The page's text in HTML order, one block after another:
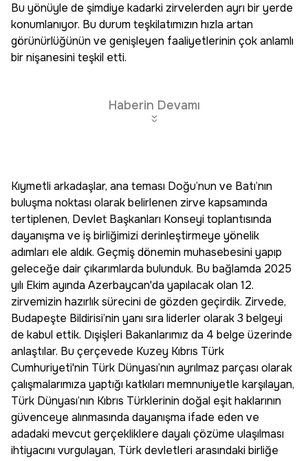
Bu yönüyle de şimdiye kadarki zirvelerden ayrı bir yerde
konumlanıyor. Bu durum teşkilatımızın hızla artan
görünürlüğünün ve genişleyen faaliyetlerinin çok anlamlı
bir nişanesini teşkil etti.
Haberin Devamı
Kıymetli arkadaşlar, ana teması Doğu’nun ve Batı’nın
buluşma noktası olarak belirlenen zirve kapsamında
tertiplenen, Devlet Başkanları Konseyi toplantısında
dayanışma ve iş birliğimizi derinleştirmeye yönelik
adımları ele aldık. Geçmiş dönemin muhasebesini yapıp
geleceğe dair çıkarımlarda bulunduk. Bu bağlamda 2025
yılı Ekim ayında Azerbaycan'da yapılacak olan 12.
zirvemizin hazırlık sürecini de gözden geçirdik. Zirvede,
Budapeşte Bildirisi’nin yanı sıra liderler olarak 3 belgeyi
de kabul ettik. Dışişleri Bakanlarımız da 4 belge üzerinde
anlaştılar. Bu çerçevede Kuzey Kıbrıs Türk
Cumhuriyeti'nin Türk Dünyası’nın ayrılmaz parçası olarak
çalışmalarımıza yaptığı katkıları memnuniyetle karşılayan,
Türk Dünyası’nın Kıbrıs Türklerinin doğal eşit haklarının
güvenceye alınmasında dayanışma ifade eden ve
adadaki mevcut gerçekliklere dayalı çözüme ulaşılması
ihtiyacını vurgulayan, Türk devletleri arasındaki birliğe